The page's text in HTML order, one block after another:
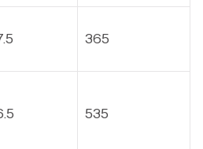
365
535